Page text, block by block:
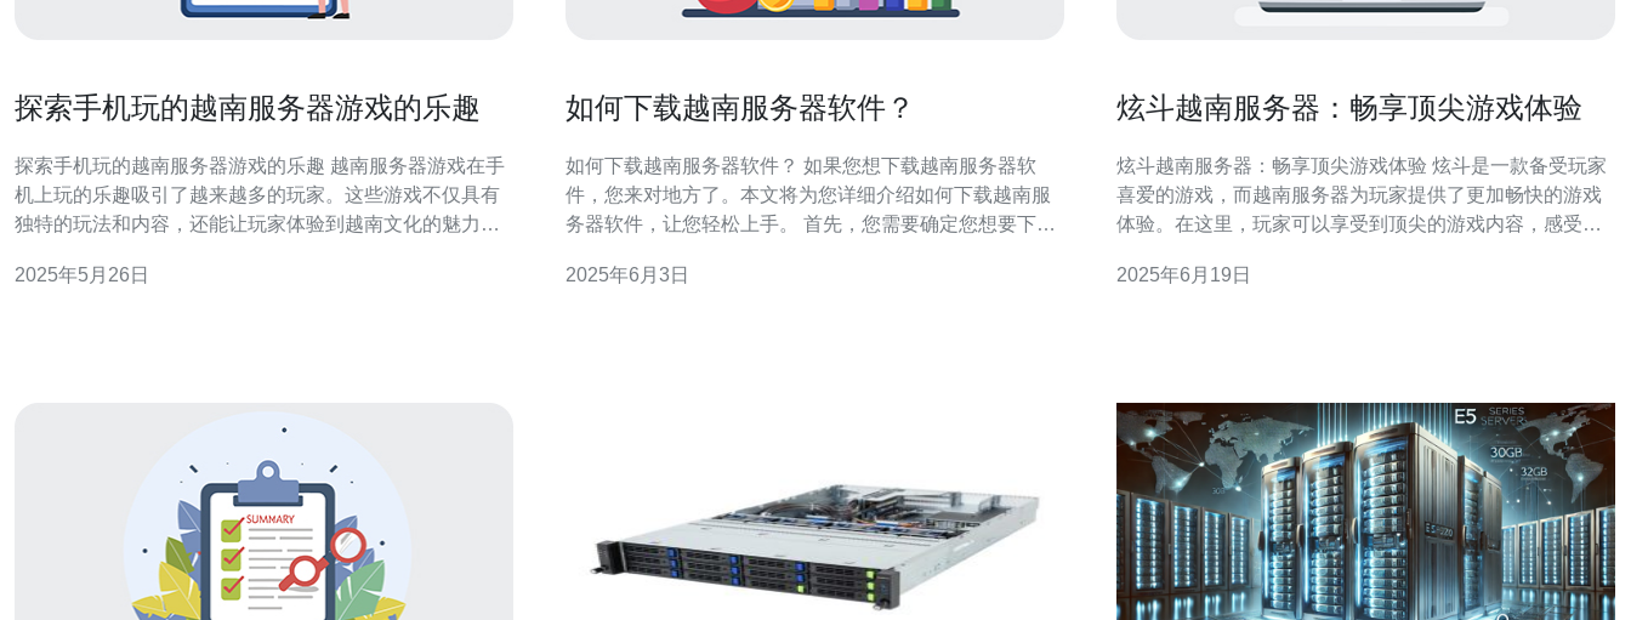
探索手机玩的越南服务器游戏的乐趣
探索手机玩的越南服务器游戏的乐趣 越南服务器游戏在手
机上玩的乐趣吸引了越来越多的玩家。这些游戏不仅具有
独特的玩法和内容，还能让玩家体验到越南文化的魅力。
务器游戏的玩法独特多样，让玩家可以体验到不同于传统
2025年5月26日
如何下载越南服务器软件？
如何下载越南服务器软件？ 如果您想下载越南服务器软
件，您来对地方了。本文将为您详细介绍如何下载越南服
务器软件，让您轻松上手。 首先，您需要确定您想要下载
务器软件可供选择，比如VinaHost、Viettel IDC等。根据
2025年6月3日
炫斗越南服务器：畅享顶尖游戏体验
炫斗越南服务器：畅享顶尖游戏体验 炫斗是一款备受玩家
喜爱的游戏，而越南服务器为玩家提供了更加畅快的游戏
体验。在这里，玩家可以享受到顶尖的游戏内容，感受到
样的游戏内容，包括各种精彩的副本、PVP竞技、社交互
2025年6月19日